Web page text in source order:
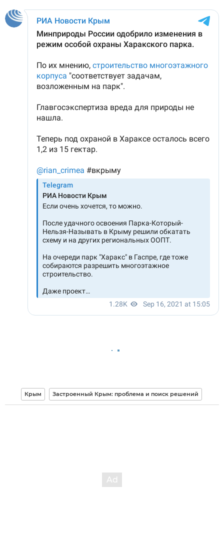
Крым Застроенный Крым: проблема и поиск решений